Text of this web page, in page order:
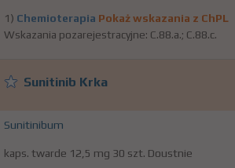
1) Chemioterapia Pokaż wskazania z ChPL
Wskazania pozarejestracyjne: C.88.a.; C.88.c.
Sunitinib Krka
Sunitinibum
kaps. twarde 12,5 mg 30 szt. Doustnie